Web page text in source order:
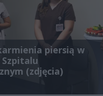
piersią w
(zdjęcia)